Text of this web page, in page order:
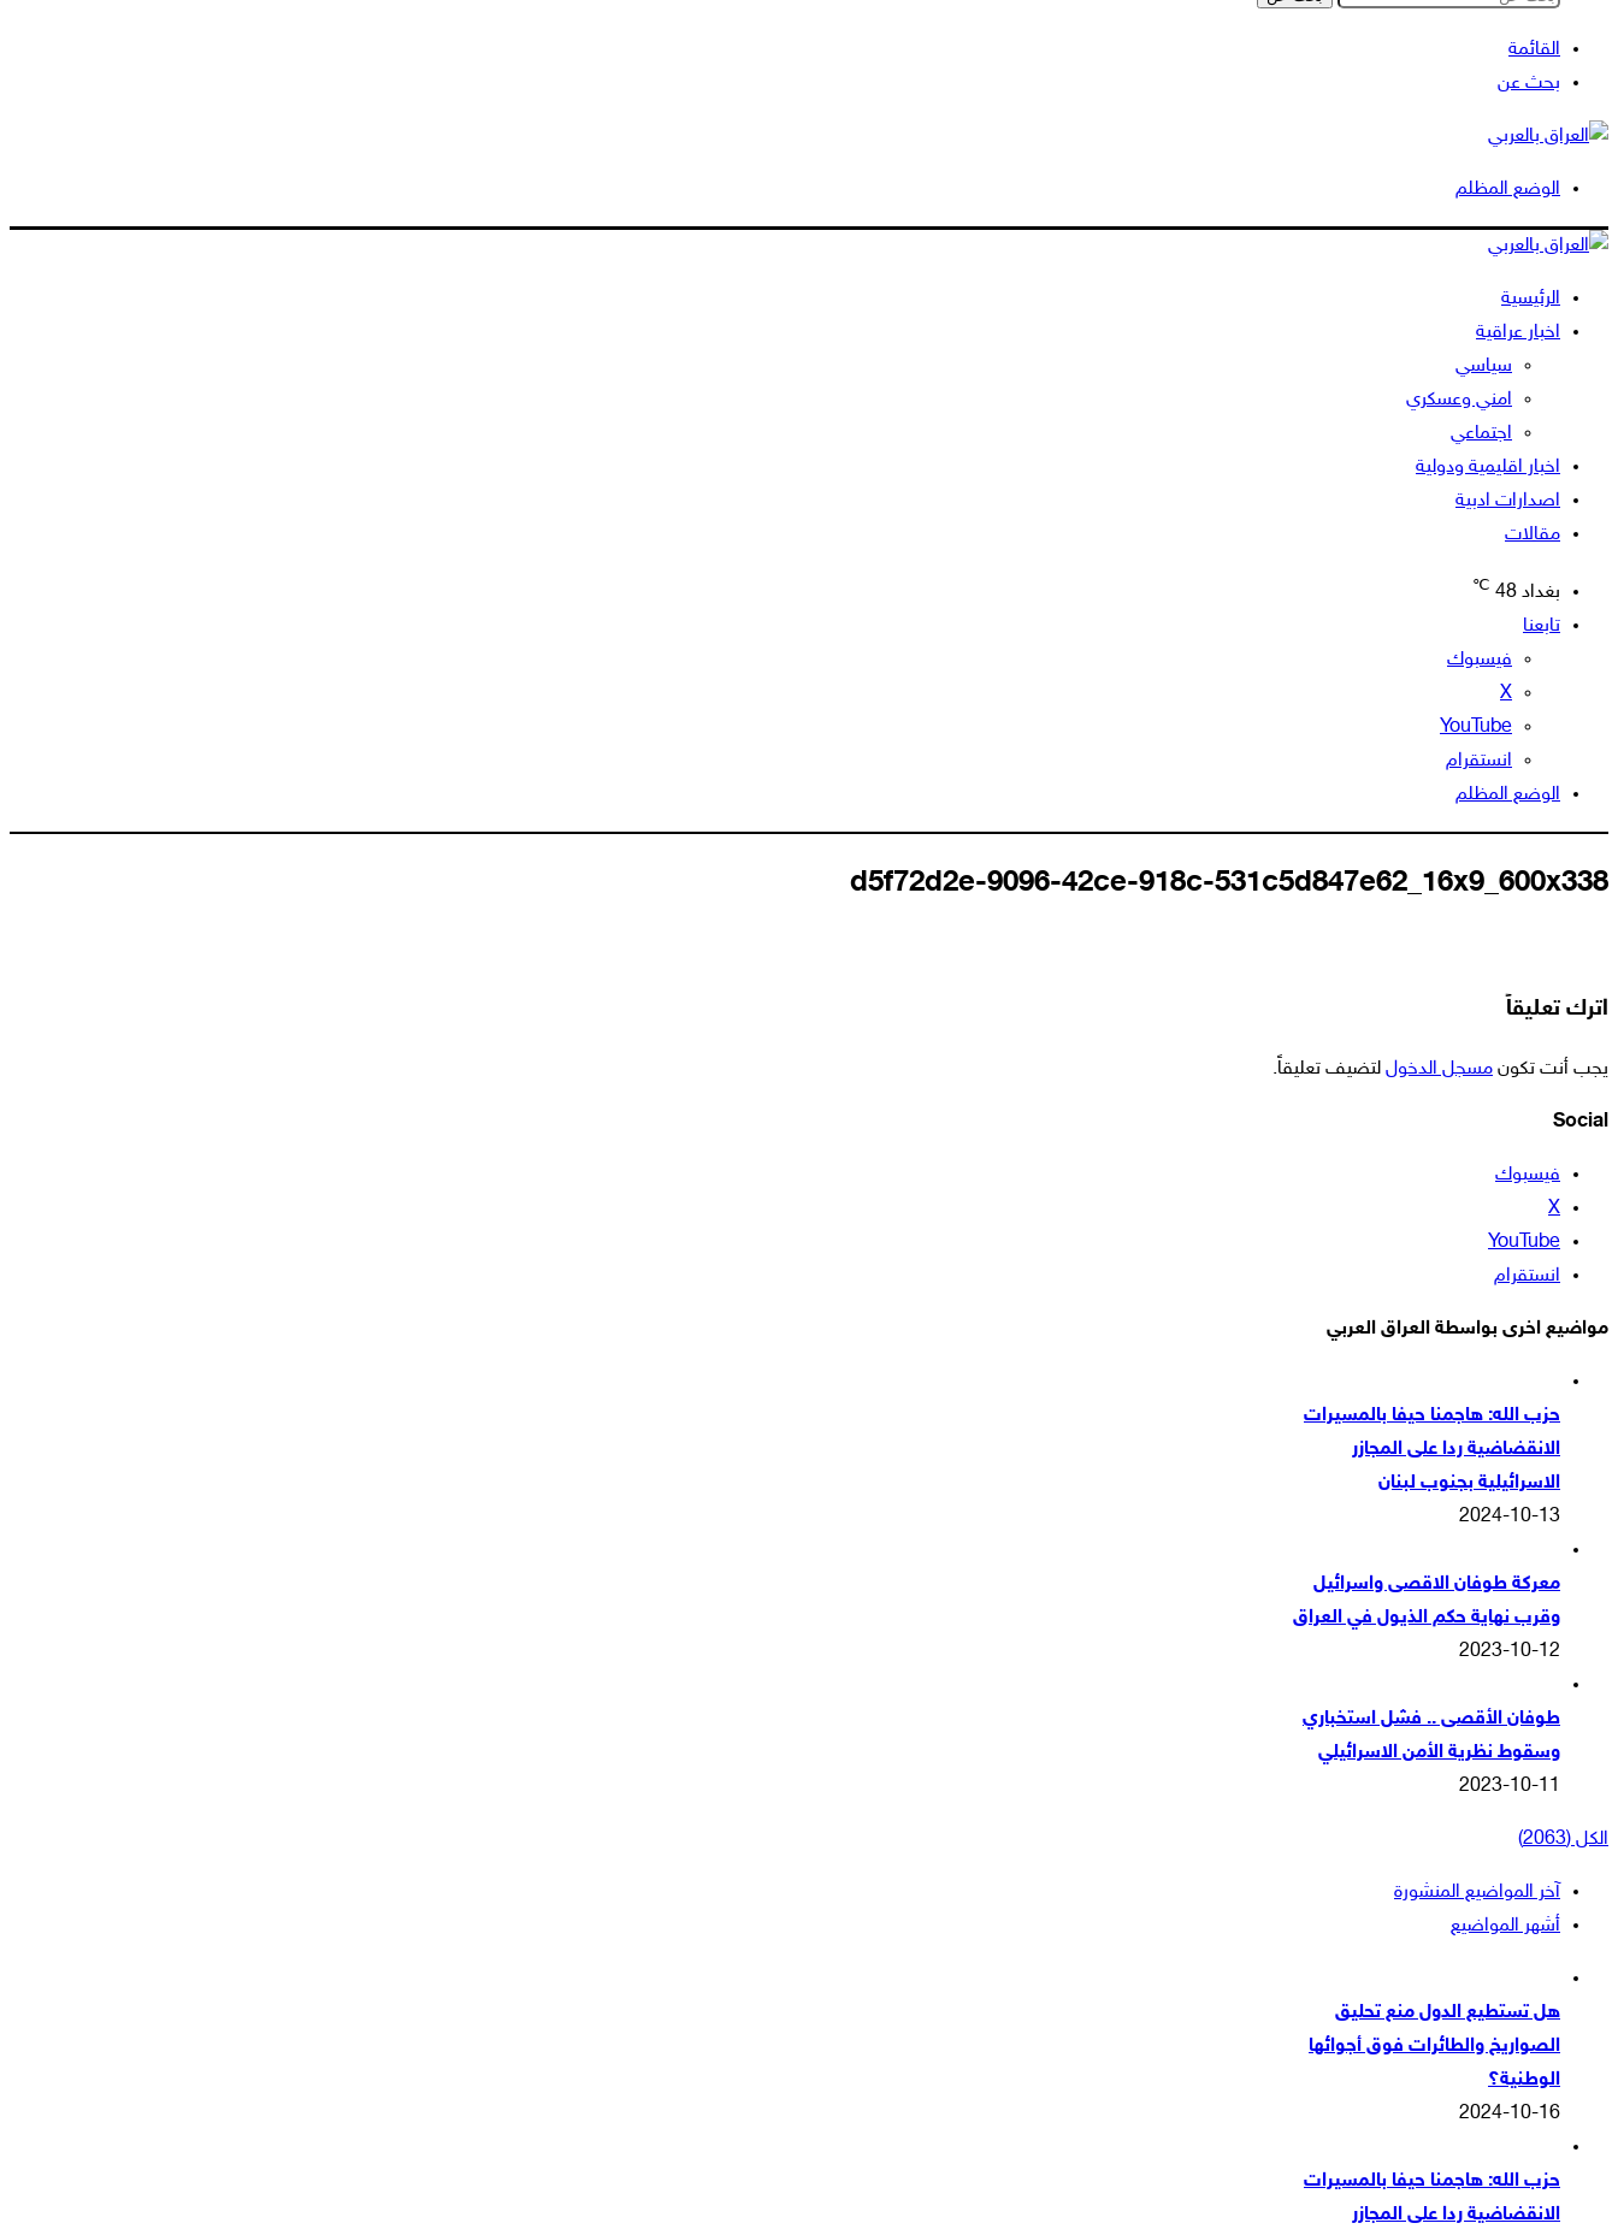
القائمة
بحث عن
الوضع المظلم
الرئيسية
اخبار عراقية
سياسي
امني وعسكري
اجتماعي
اخبار اقليمية ودولية
اصدارات ادبية
مقالات
بغداد 48
℃
تابعنا
فيسبوك
‫X
‫YouTube
انستقرام
الوضع المظلم
d5f72d2e-9096-42ce-918c-531c5d847e62_16x9_600x338
اترك تعليقاً
يجب أنت تكون مسجل الدخول لتضيف تعليقاً.
Social
فيسبوك
‫X
‫YouTube
انستقرام
مواضيع اخرى بواسطة العراق العربي
حزب الله: هاجمنا حيفا بالمسيرات
الانقضاضية ردا على المجازر
الاسرائيلية بجنوب لبنان
2024-10-13
معركة طوفان الاقصى واسرائيل
وقرب نهاية حكم الذيول في العراق
2023-10-12
طوفان الأقصى .. فشل استخباري
وسقوط نظرية الأمن الاسرائيلي
2023-10-11
الكل (2063)
آخر المواضيع المنشورة
أشهر المواضيع
هل تستطيع الدول منع تحليق
الصواريخ والطائرات فوق أجوائها
الوطنية؟
2024-10-16
حزب الله: هاجمنا حيفا بالمسيرات
الانقضاضية ردا على المجازر